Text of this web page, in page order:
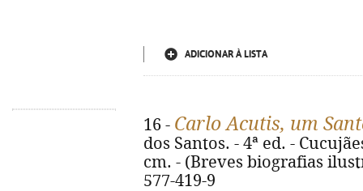
ADICIONAR À LISTA
16 - Carlo Acutis, um
dos Santos. - 4ª ed. -
cm. - (Breves biografias
577-419-9